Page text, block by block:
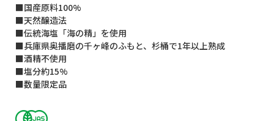
■国産原料100%
■天然醸造法
■伝統海塩「海の精」を使用
■兵庫県奥播磨の千ヶ峰のふもと、杉桶で1年以上熟成
■酒精不使用
■塩分約15%
■数量限定品